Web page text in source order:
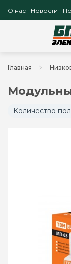
О нас Новости
Главная
Количество